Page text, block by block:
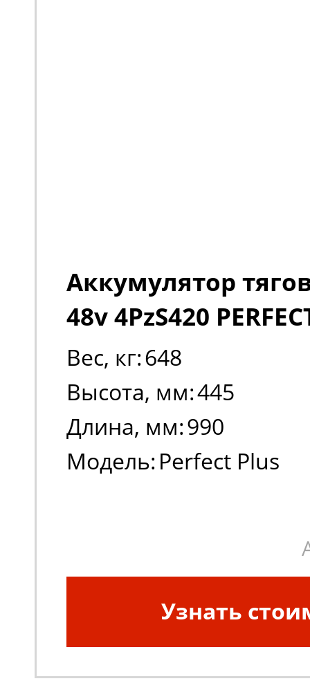
Аккумулятор
48v 4PzS420
Вес, кг:648
Высота, мм:445
Длина, мм:990
Модель: Perfect Plus
Узнать